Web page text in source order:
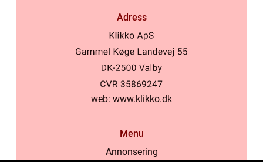
Adress
web: www.klikko.dk
Menu
Annonsering